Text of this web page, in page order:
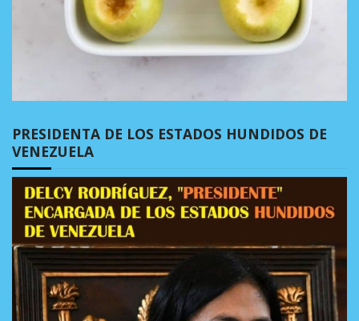
PRESIDENTA DE LOS ESTADOS HUNDIDOS DE
VENEZUELA